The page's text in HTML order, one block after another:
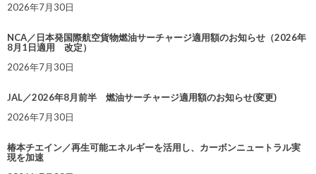
2026年7月30日
NCA／日本発国際航空貨物燃油サーチャージ適用額のお知らせ（2026年
8月1日適用 改定）
2026年7月30日
JAL／2026年8月前半 燃油サーチャージ適用額のお知らせ(変更)
2026年7月30日
椿本チエイン／再生可能エネルギーを活用し、カーボンニュートラル実
現を加速